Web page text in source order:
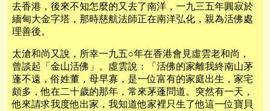
去香港，後來不知怎麼的又去了南洋，一九三五年圓寂於
緬甸大金字塔，那時慈航法師正在南洋弘化，親為活佛處
理善後。
太滄和尚又說，所幸一九五○年在香港會見虛雲老和尚，
曾談起「金山活佛」。虛雲說：「活佛的家離我終南山茅
蓬不遠，俗姓董，母早寡，是一位富有的家庭出生，家宅
頗多，他在二十歲的那年，常來茅蓬問道。突然有一天，
他來請求我度他出家，我知道他家裡只生了他這一位寶貝